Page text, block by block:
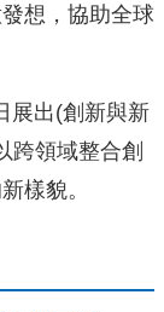
想，協助全球
展出(創新與新
跨領域整合創
樣貌。